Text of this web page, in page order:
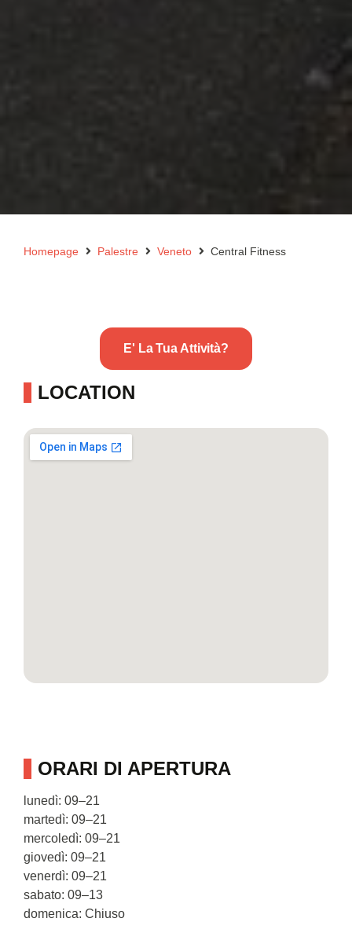
Homepage Palestre Veneto Central Fitness
E' La Tua Attività?
LOCATION
ORARI DI APERTURA
lunedì: 09–21
martedì: 09–21
mercoledì: 09–21
giovedì: 09–21
venerdì: 09–21
sabato: 09–13
domenica: Chiuso